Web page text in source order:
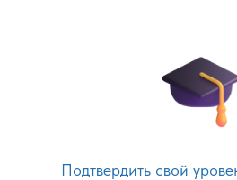
Подтвердить свой